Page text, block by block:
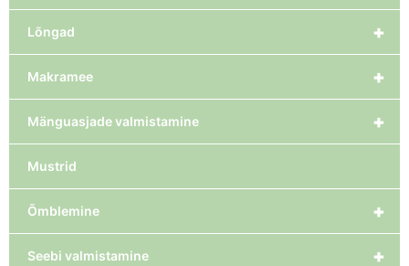
+
Lõngad
+
Makramee
+
Mänguasjade valmistamine
Mustrid
+
Õmblemine
+
Seebi valmistamine